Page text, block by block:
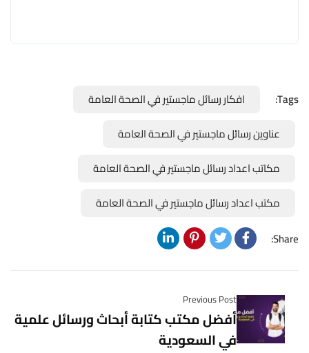
Tags:
افكار رسائل ماجستير في الصحة العامة
عناوين رسائل ماجستير في الصحة العامة
مكاتب اعداد رسائل ماجستير في الصحة العامة
مكتب اعداد رسائل ماجستير في الصحة العامة
Share:
Previous Post
أفضل مكتب كتابة أبحاث ورسائل علمية
في السعودية